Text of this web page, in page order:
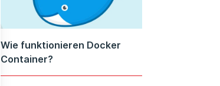
Wie funktionieren Docker
Container?